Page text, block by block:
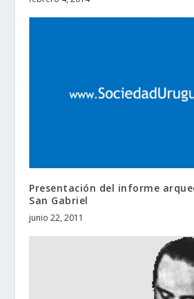
Presentación del informe
San Gabriel
junio 22, 2011